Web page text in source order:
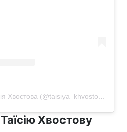
Допис, поширений Таїсія Хвостова (@taisiya_khvostova)
Хвостову